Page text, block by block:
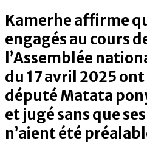
Kamerhe affirme
engagés au cours
l’Assemblée
du 17 avril 2025
député Matata
et jugé sans que
n’aient été